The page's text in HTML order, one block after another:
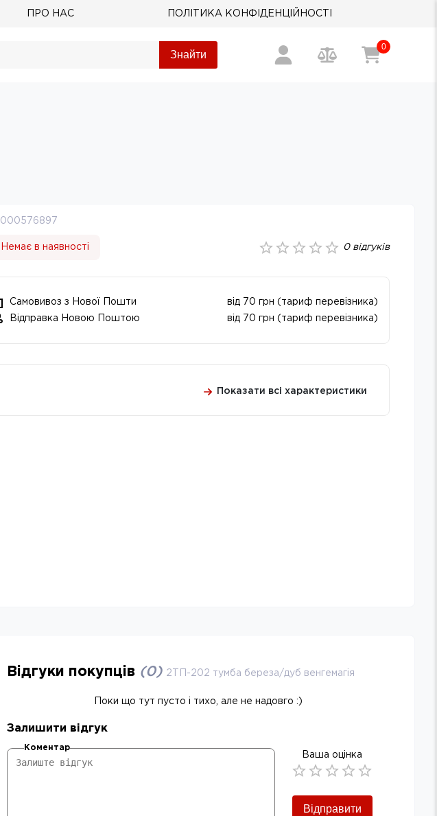
ПРО НАС ПОЛІТИКА КОНФІДЕНЦІЙНОСТІ
Знайти
0
000576897
Немає в наявності 0відгуків
Самовивоз з Нової Пошти
від 70 грн (тариф перевізника)
Відправка Новою Поштою
від 70 грн (тариф перевізника)
Показати всі характеристики
Відгуки покупців (0) 2ТП-202 тумба береза/дуб венгемагія
Поки що тут пусто і тихо, але не надовго :)
Залишити відгук
Коментар
Ваша оцінка
Відправити